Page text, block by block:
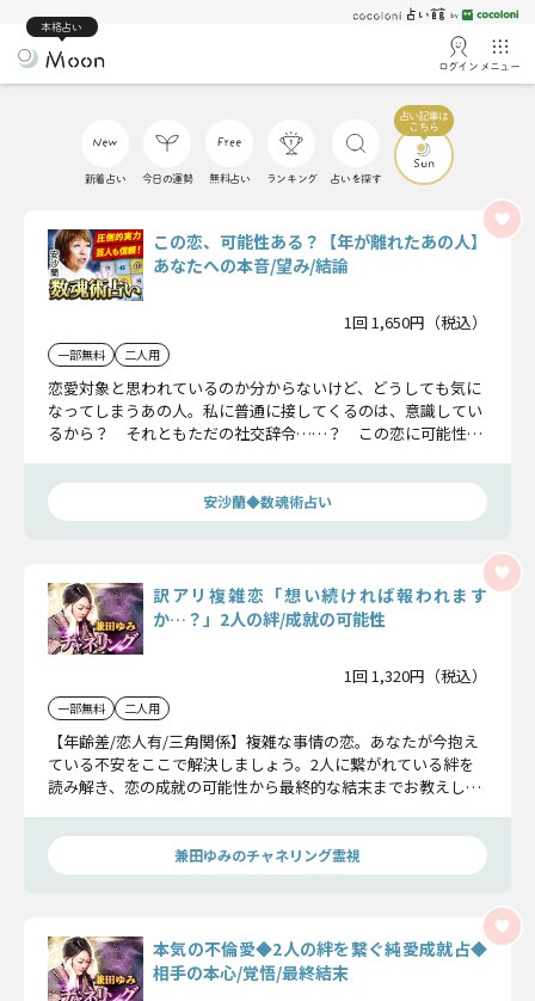
本格占い
ログイン メニュー
新着占い 今日の運勢 無料占い ランキング 占いを探す
この恋、可能性ある？【年が離れたあの人】
あなたへの本音/望み/結論
1回 1,650円（税込）
一部無料 二人用
恋愛対象と思われているのか分からないけど、どうしても気に
なってしまうあの人。私に普通に接してくるのは、意識してい
るから？ それともただの社交辞令……？ この恋に可能性が
ズバリお伝えしましょう。
安沙蘭◆数魂術占い
訳アリ複雑恋「想い続ければ報われます
か…？」2人の絆/成就の可能性
1回 1,320円（税込）
一部無料 二人用
【年齢差/恋人有/三角関係】複雑な事情の恋。あなたが今抱え
ている不安をここで解決しましょう。2人に繋がれている絆を
読み解き、恋の成就の可能性から最終的な結末までお教えしま
兼田ゆみのチャネリング霊視
本気の不倫愛◆2人の絆を繋ぐ純愛成就占◆
相手の本心/覚悟/最終結末